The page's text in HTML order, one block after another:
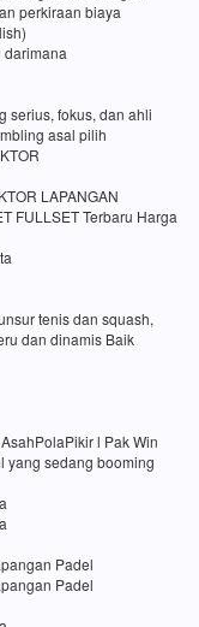
perkiraan biaya
serius, fokus, dan ahli
asal pilih
LAPANGAN
FULLSET Terbaru Harga
tenis dan squash,
dan dinamis Baik
l Pak Win
yang sedang booming
Padel
Padel